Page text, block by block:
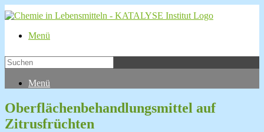
Menü
Menü
Oberflächenbehandlungsmittel auf
Zitrusfrüchten